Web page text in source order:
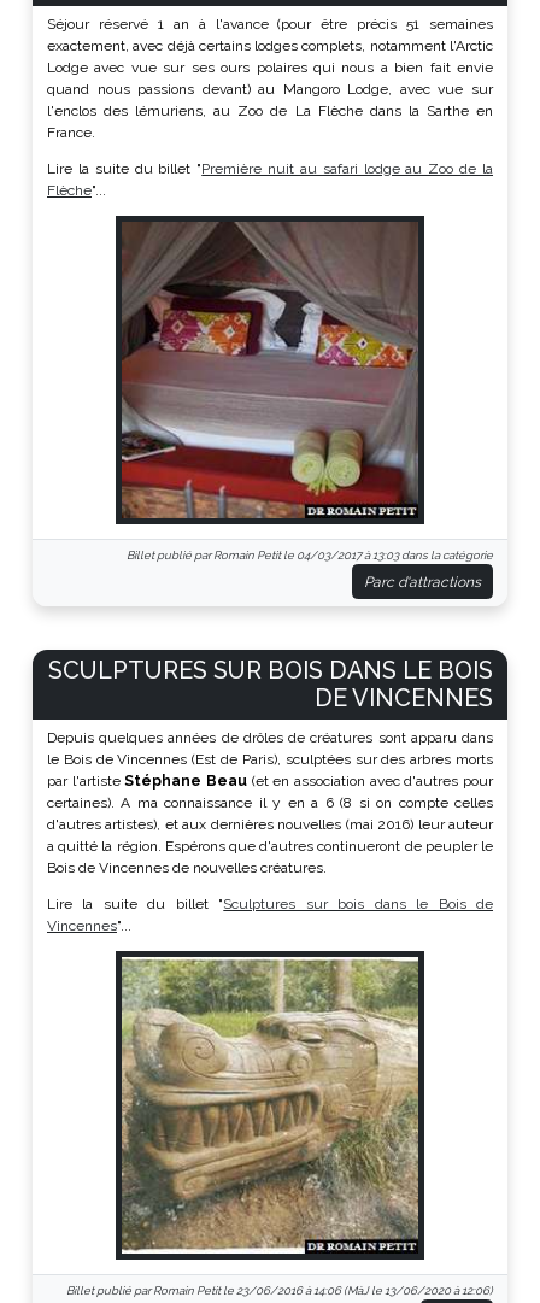
Séjour réservé 1 an à l'avance (pour être précis 51 semaines
exactement, avec déjà certains lodges complets, notamment l'Arctic
Lodge avec vue sur ses ours polaires qui nous a bien fait envie
quand nous passions devant) au Mangoro Lodge, avec vue sur
l'enclos des lémuriens, au Zoo de La Flèche dans la Sarthe en
France.
Lire la suite du billet "Première nuit au safari lodge au Zoo de la
Flèche"...
Billet publié par Romain Petit le 04/03/2017 à 13:03 dans la catégorie
Parc d'attractions
SCULPTURES SUR BOIS DANS LE BOIS
DE VINCENNES
Depuis quelques années de drôles de créatures sont apparu dans
le Bois de Vincennes (Est de Paris), sculptées sur des arbres morts
par l'artisteStéphane Beau (et en association avec d'autres pour
certaines). A ma connaissance il y en a 6 (8 si on compte celles
d'autres artistes), et aux dernières nouvelles (mai 2016) leur auteur
a quitté la région. Espérons que d'autres continueront de peupler le
Bois de Vincennes de nouvelles créatures.
Lire la suite du billet "Sculptures sur bois dans le Bois de
Vincennes"...
Billet publié par Romain Petit le 23/06/2016 à 14:06 (MàJ le 13/06/2020 à 12:06)